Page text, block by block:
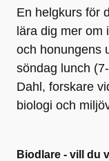
En helgkurs för
lära dig mer om
och honungens
söndag lunch
Dahl, forskare
biologi och
Biodlare - vill du